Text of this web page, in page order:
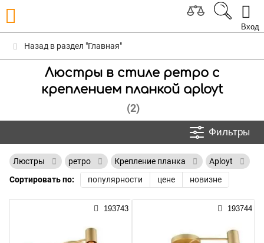
Вход
Назад в раздел "Главная"
Люстры в стиле ретро с
креплением планкой aployt
(2)
Фильтры
Люстры ретро Крепление планка
Aployt
Сортировать по:
популярности цене новизне
193743 193744